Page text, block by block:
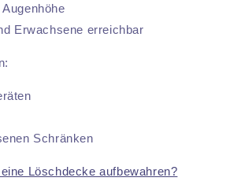
Erwachsene erreichbar
Schränken
Löschdecke aufbewahren?